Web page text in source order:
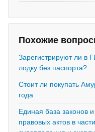
Похожие
Зарегистрируют ли в
лодку без паспорта?
Стоит ли покупать
года
Единая база законов и
правовых актов в части